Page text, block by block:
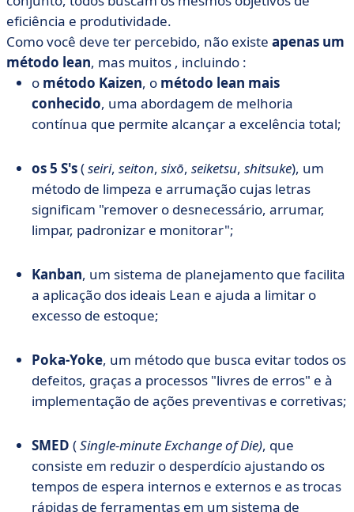
eficiência e produtividade.
Como você deve ter percebido, não existe apenas um
método lean, mas muitos , incluindo :
o método Kaizen, o método lean mais
conhecido, uma abordagem de melhoria
contínua que permite alcançar a excelência total;
os 5 S's(seiri, seiton, sixō, seiketsu, shitsuke), um
método de limpeza e arrumação cujas letras
significam "remover o desnecessário, arrumar,
limpar, padronizar e monitorar";
Kanban, um sistema de planejamento que facilita
a aplicação dos ideais Lean e ajuda a limitar o
excesso de estoque;
Poka-Yoke, um método que busca evitar todos os
defeitos, graças a processos "livres de erros" e à
implementação de ações preventivas e corretivas;
SMED (Single-minute Exchange of Die), que
consiste em reduzir o desperdício ajustando os
tempos de espera internos e externos e as trocas
rápidas de ferramentas em um sistema de